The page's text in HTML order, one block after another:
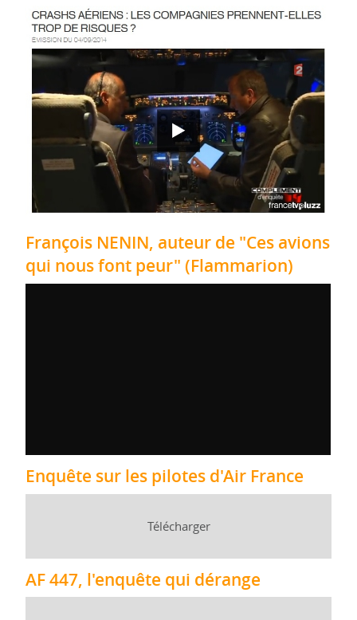
François NENIN, auteur de "Ces avions
qui nous font peur" (Flammarion)
Enquête sur les pilotes d'Air France
Télécharger
AF 447, l'enquête qui dérange